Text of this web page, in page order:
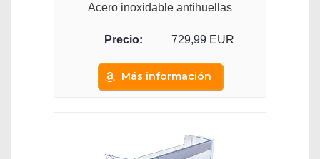
Acero inoxidable antihuellas
729,99 EUR
Más información